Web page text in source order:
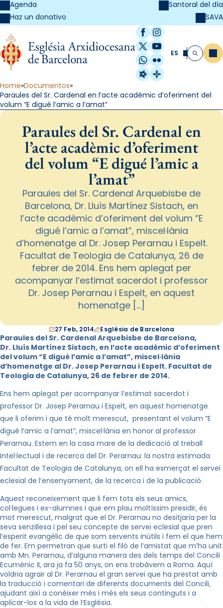
Agenda
Haz un donativo
Santoral del día
SAVA
Facebook
Instagram
X / Twitter
YouTube
WhatsApp
Flickr
Radio Estel
Catalunya
ES Buscar
Home Documentos
Paraules del Sr. Cardenal en l’acte acadèmic d’oferiment del
volum “E digué l’amic a l’amat”
Paraules del Sr. Cardenal en
l’acte acadèmic d’oferiment
del volum “E digué l’amic a
l’amat”
Paraules del Sr. Cardenal Arquebisbe de
Barcelona, Dr. Lluís Martínez Sistach, en
l’acte acadèmic d’oferiment del volum “E
digué l’amic a l’amat”, miscel·lània
d’homenatge al Dr. Josep Perarnau i Espelt.
Facultat de Teologia de Catalunya, 26 de
febrer de 2014. Ens hem aplegat per
acompanyar l’estimat sacerdot i professor
Dr. Josep Perarnau i Espelt, en aquest
homenatge […]
27 Feb, 2014 Església de Barcelona
Paraules del Sr. Cardenal Arquebisbe de Barcelona,
Dr. Lluís Martínez Sistach, en l’acte acadèmic d’oferiment
del volum “E digué l’amic a l’amat”, miscel·lània
d’homenatge al Dr. Josep Perarnau i Espelt. Facultat de
Teologia de Catalunya, 26 de febrer de 2014.
Ens hem aplegat per acompanyar l’estimat sacerdot i
professor Dr. Josep Perarnau i Espelt, en aquest homenatge
que li oferim i que té molt merescut, presentant el volum “E
digué l’amic a l’amat”, miscel·lània en honor al professor
Perarnau. Estem en la casa mare de la dedicació al treball
intel·lectual i de recerca del Dr. Perarnau: la nostra estimada
Facultat de Teologia de Catalunya, on ell ha esmerçat el servei
eclesial de l’ensenyament, de la recerca i de la publicació.
Aquest reconeixement que li fem tots els seus amics,
col·legues i ex-alumnes i que em plau moltíssim presidir, és
mot merescut, malgrat que el Dr. Perarnau no desitjaria per la
seva senzillesa i pel seu concepte de servei eclesial que pren
l’esperit evangèlic de que som servents inútils i fem el que hem
de fer. Em permetran que surti el filó de l’amistat que m’ha unit
amb Mn. Perarnau, d’alguna manera des dels temps del Concili
Ecumènic II, ara ja fa 50 anys, on ens trobàvem a Roma. Aquí
voldria agrair al Dr. Perarnau el gran servei que ha prestat amb
la traducció i comentari de diferents documents del Concili,
ajudant així a conèixer més i més els seus continguts i a
aplicar-los a la vida de l’Església.